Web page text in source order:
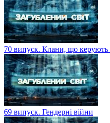
70 випуск. Клани, що керують
69 випуск. Гендерні війни